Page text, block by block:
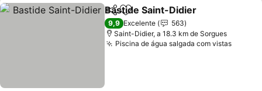
PartilharAdicionar aos favoritos
Bastide Saint-Didier
9,9 Excelente
563
Saint-Didier, a 18.3 km de Sorgues
Piscina de água salgada com vistasVer